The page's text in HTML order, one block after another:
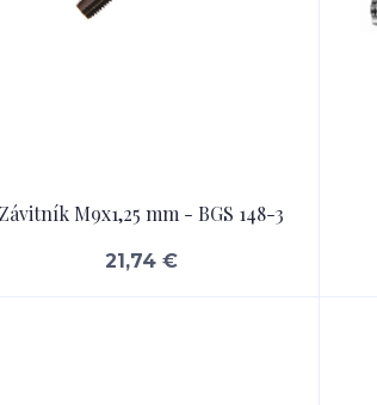
Závitník M9x1,25 mm - BGS 148-3
21,74 €